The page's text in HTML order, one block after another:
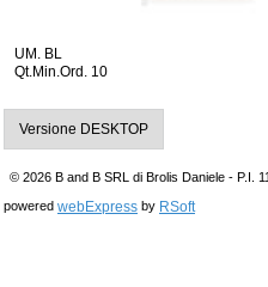
UM. BL
Qt.Min.Ord. 10
Versione DESKTOP
© 2026 B and B SRL di Brolis Daniele - P.I.
powered webExpress by RSoft